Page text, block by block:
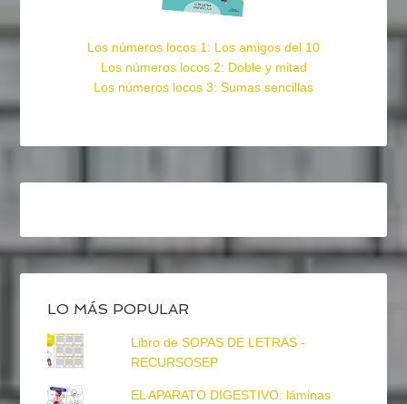
Los números locos 1: Los amigos del 10
Los números locos 2: Doble y mitad
Los números locos 3: Sumas sencillas
LO MÁS POPULAR
Libro de SOPAS DE LETRAS -
RECURSOSEP
EL APARATO DIGESTIVO: láminas